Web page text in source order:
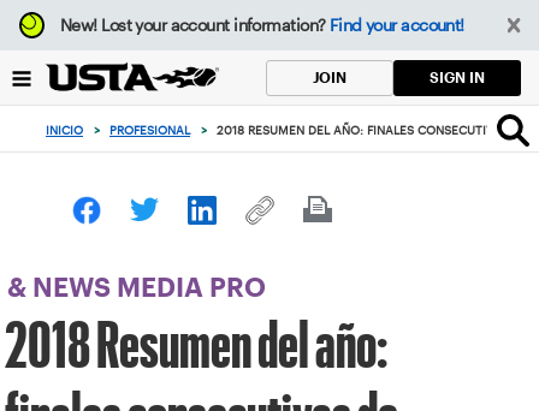
Enfoque
desde
botón
volver
principio
New!Lost your account information? Find your account!
JOIN SIGN IN
INICIO > PROFESIONAL > 2018 RESUMEN DEL AÑO: FINALES CONSECUTIVAS DE
& NEWS MEDIA PRO
2018 Resumen del año: